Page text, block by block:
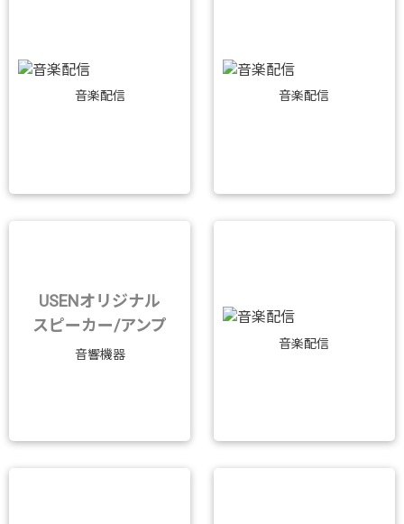
音楽配信 音楽配信
USENオリジナル
スピーカー/アンプ
音響機器
音楽配信